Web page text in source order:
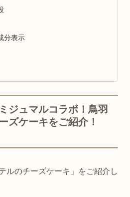
分表示
ジュマルコラボ！鳥羽
ズケーキをご紹介！
ルのチーズケーキ」をご紹介し